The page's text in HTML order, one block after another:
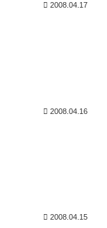
2008.04.17
2008.04.16
2008.04.15